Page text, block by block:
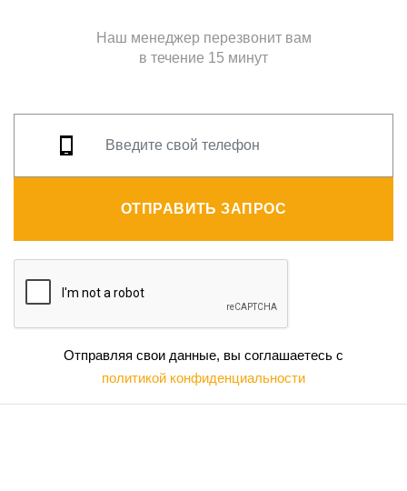
Наш менеджер перезвонит вам
в течение 15 минут
ОТПРАВИТЬ ЗАПРОС
Отправляя свои данные, вы соглашаетесь с
политикой конфиденциальности